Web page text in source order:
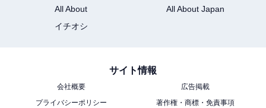
All About
All About Japan
イチオシ
サイト情報
会社概要
広告掲載
プライバシーポリシー
著作権・商標・免責事項